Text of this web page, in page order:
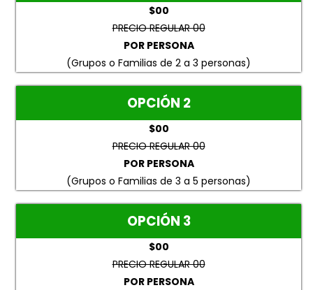
$00
PRECIO REGULAR 00
POR PERSONA
(Grupos o Familias de 2 a 3 personas)
OPCIÓN 2
$00
PRECIO REGULAR 00
POR PERSONA
(Grupos o Familias de 3 a 5 personas)
OPCIÓN 3
$00
PRECIO REGULAR 00
POR PERSONA